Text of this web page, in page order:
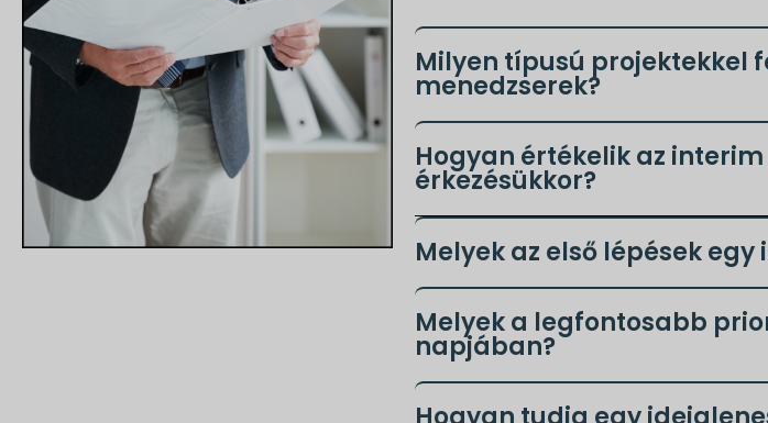
Milyen típusú projektekkel
menedzserek?
Hogyan értékelik az
érkezésükkor?
Melyek az első lépések
Melyek a legfontosabb
napjában?